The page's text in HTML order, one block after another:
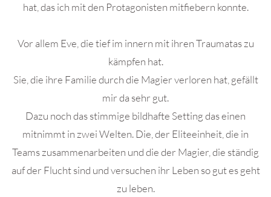
hat, das ich mit den Protagonisten mitfiebern konnte.
Vor allem Eve, die tief im innern mit ihren Traumatas zu
kämpfen hat.
Sie, die ihre Familie durch die Magier verloren hat, gefällt
mir da sehr gut.
Dazu noch das stimmige bildhafte Setting das einen
mitnimmt in zwei Welten. Die, der Eliteeinheit, die in
Teams zusammenarbeiten und die der Magier, die ständig
auf der Flucht sind und versuchen ihr Leben so gut es geht
zu leben.